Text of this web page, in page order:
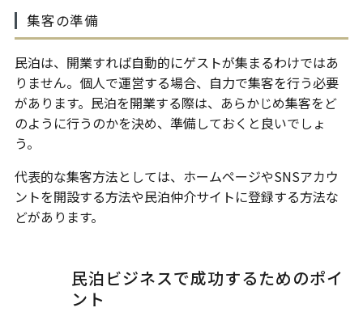
集客の準備
民泊は、開業すれば自動的にゲストが集まるわけではあ
りません。個人で運営する場合、自力で集客を行う必要
があります。民泊を開業する際は、あらかじめ集客をど
のように行うのかを決め、準備しておくと良いでしょ
う。
代表的な集客方法としては、ホームページやSNSアカウ
ントを開設する方法や民泊仲介サイトに登録する方法な
どがあります。
民泊ビジネスで成功するためのポイ
ント